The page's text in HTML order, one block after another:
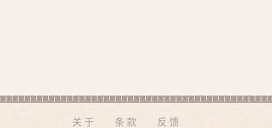
关于 条款 反馈